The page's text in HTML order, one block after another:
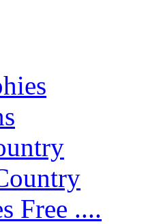
Free ....